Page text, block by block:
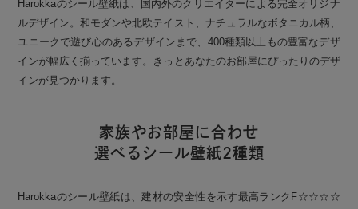
Harokkaのシール壁紙は、国内外のクリエイターによる完全オリジナ
ルデザイン。和モダンや北欧テイスト、ナチュラルなボタニカル柄、
ユニークで遊び心のあるデザインまで、400種類以上もの豊富なデザ
インが幅広く揃っています。きっとあなたのお部屋にぴったりのデザ
インが見つかります。
家族やお部屋に合わせ
選べるシール壁紙2種類
Harokkaのシール壁紙は、建材の安全性を示す最高ランクF☆☆☆☆